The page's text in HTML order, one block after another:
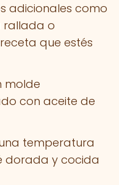
adicionales como
rallada o
que estés
molde
con aceite de
temperatura
dorada y cocida